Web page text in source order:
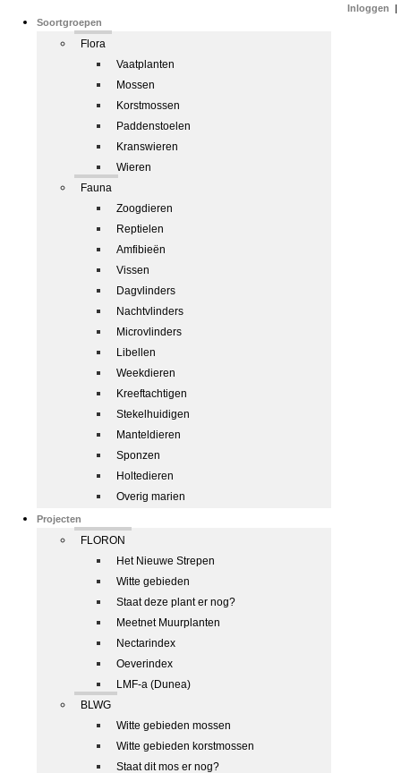
Soortgroepen
Flora
Vaatplanten
Mossen
Korstmossen
Paddenstoelen
Kranswieren
Wieren
Fauna
Zoogdieren
Reptielen
Amfibieën
Vissen
Dagvlinders
Nachtvlinders
Microvlinders
Libellen
Weekdieren
Kreeftachtigen
Stekelhuidigen
Manteldieren
Sponzen
Holtedieren
Overig marien
Projecten
FLORON
Het Nieuwe Strepen
Witte gebieden
Staat deze plant er nog?
Meetnet Muurplanten
Nectarindex
Oeverindex
LMF-a (Dunea)
BLWG
Witte gebieden mossen
Witte gebieden korstmossen
Staat dit mos er nog?
Inloggen |